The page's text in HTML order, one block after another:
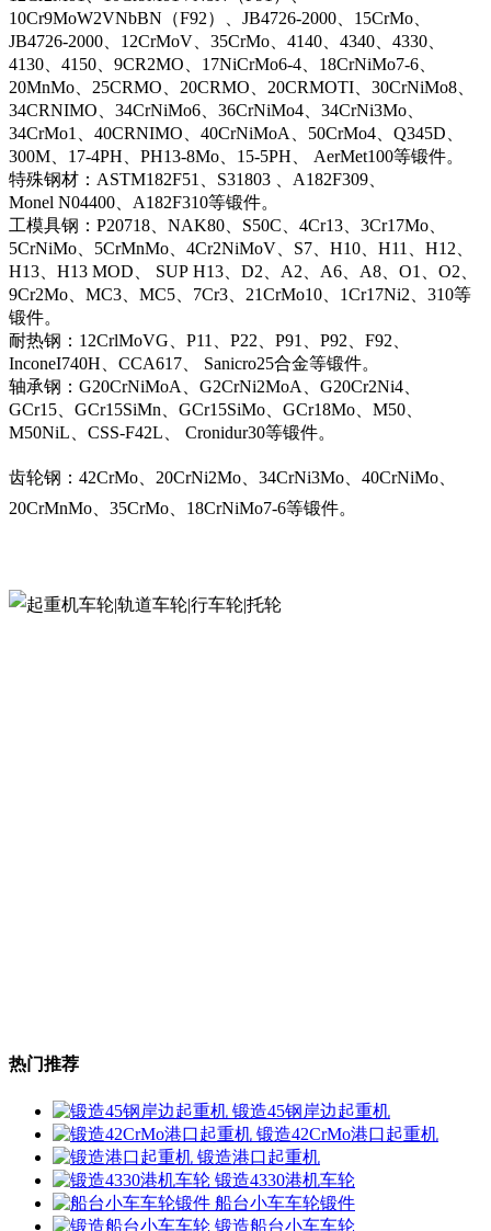
10Cr9MoW2VNbBN（F92）、JB4726-2000、15CrMo、
JB4726-2000、12CrMoV、35CrMo、4140、4340、4330、
4130、4150、9CR2MO、17NiCrMo6-4、18CrNiMo7-6、
20MnMo、25CRMO、20CRMO、20CRMOTI、30CrNiMo8、
34CRNIMO、34CrNiMo6、36CrNiMo4、34CrNi3Mo、
34CrMo1、40CRNIMO、40CrNiMoA、50CrMo4、Q345D、
300M、17-4PH、PH13-8Mo、15-5PH、 AerMet100等锻件。
特殊钢材：ASTM182F51、S31803 、A182F309、
Monel N04400、A182F310等锻件。
工模具钢：P20718、NAK80、S50C、4Cr13、3Cr17Mo、
5CrNiMo、5CrMnMo、4Cr2NiMoV、S7、H10、H11、H12、
H13、H13 MOD、 SUP H13、D2、A2、A6、A8、O1、O2、
9Cr2Mo、MC3、MC5、7Cr3、21CrMo10、1Cr17Ni2、310等
锻件。
耐热钢：12CrlMoVG、P11、P22、P91、P92、F92、
InconeI740H、CCA617、 Sanicro25合金等锻件。
轴承钢：G20CrNiMoA、G2CrNi2MoA、G20Cr2Ni4、
GCr15、GCr15SiMn、GCr15SiMo、GCr18Mo、M50、
M50NiL、CSS-F42L、 Cronidur30等锻件。
齿轮钢：42CrMo、20CrNi2Mo、34CrNi3Mo、40CrNiMo、
20CrMnMo、35CrMo、18CrNiMo7-6等锻件。
热门推荐
锻造45钢岸边起重机
锻造42CrMo港口起重机
锻造港口起重机
锻造4330港机车轮
船台小车车轮锻件
锻造船台小车车轮